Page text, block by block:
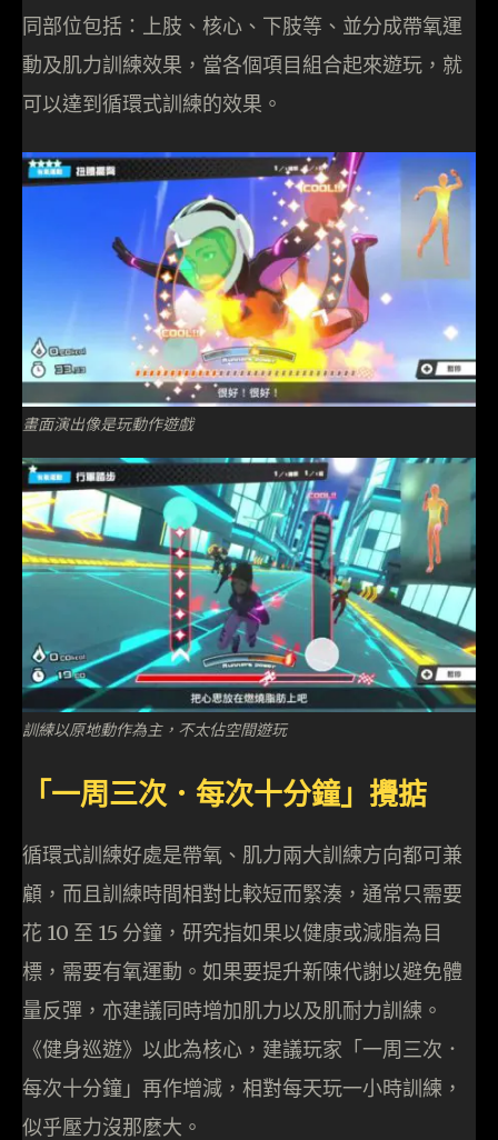
同部位包括：上肢、核心、下肢等、並分成帶氧運
動及肌力訓練效果，當各個項目組合起來遊玩，就
可以達到循環式訓練的效果。
畫面演出像是玩動作遊戲
訓練以原地動作為主，不太佔空間遊玩
「一周三次．每次十分鐘」攪掂
循環式訓練好處是帶氧、肌力兩大訓練方向都可兼
顧，而且訓練時間相對比較短而緊湊，通常只需要
花 10 至 15 分鐘，研究指如果以健康或減脂為目
標，需要有氧運動。如果要提升新陳代謝以避免體
量反彈，亦建議同時增加肌力以及肌耐力訓練。
《健身巡遊》以此為核心，建議玩家「一周三次．
每次十分鐘」再作增減，相對每天玩一小時訓練，
似乎壓力沒那麼大。